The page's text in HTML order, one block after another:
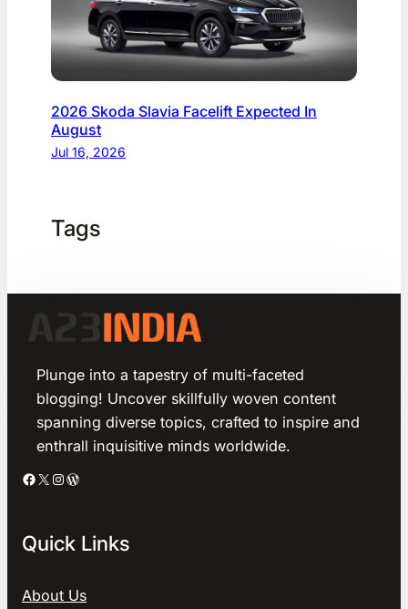
2026 Skoda Slavia Facelift Expected In
August
Jul 16, 2026
Tags
Plunge into a tapestry of multi-faceted
blogging! Uncover skillfully woven content
spanning diverse topics, crafted to inspire and
enthrall inquisitive minds worldwide.
Facebook X Instagram WordPress
Quick Links
About Us